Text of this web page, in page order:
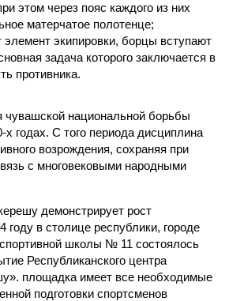
этом через пояс каждого из них
матерчатое полотенце;
элемент экипировки, борцы вступают
задача которого заключается в
противника.
чувашской национальной борьбы
годах. С того периода дисциплина
возрождения, сохраняя при
с многовековыми народными
демонстрирует рост
году в столице республики, городе
школы № 11 состоялось
Республиканского центра
площадка имеет все необходимые
подготовки спортсменов